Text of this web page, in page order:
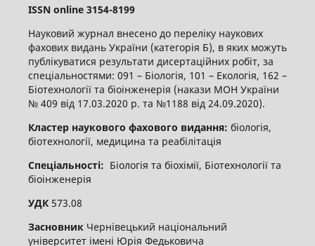
ISSN online3154-8199
Науковий журнал внесено до переліку наукових
фахових видань України (категорія Б), в яких можуть
публікуватися результати дисертаційних робіт, за
спеціальностями: 091 – Біологія, 101 – Екологія, 162 –
Біотехнології та біоінженерія (накази МОН України
№ 409 від 17.03.2020 р. та №1188 від 24.09.2020).
Кластер наукового фахового видання: біологія,
біотехнології, медицина та реабілітація
Спеціальності: Біологія та біохімії, Біотехнології та
біоінженерія
УДК 573.08
Засновник Чернівецький національний
університет імені Юрія Федьковича